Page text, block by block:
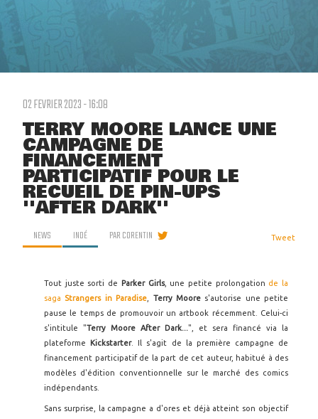
02 FEVRIER 2023 - 16:08
TERRY MOORE LANCE UNE
CAMPAGNE DE
FINANCEMENT
PARTICIPATIF POUR LE
RECUEIL DE PIN-UPS
''AFTER DARK''
NEWS INDÉ PARCORENTIN Tweet
Tout juste sorti de Parker Girls, une petite prolongation de la
saga Strangers in Paradise Terry Moores'autorise une petite
pause le temps de promouvoir un artbook récemment. Celui-ci
s'intitule "Terry Moore After Dark...", et sera financé via la
plateforme Kickstarter. Il s'agit de la première campagne de
financement participatif de la part de cet auteur, habitué à des
modèles d'édition conventionnelle sur le marché des comics
indépendants.
Sans surprise, la campagne a d'ores et déjà atteint son objectif